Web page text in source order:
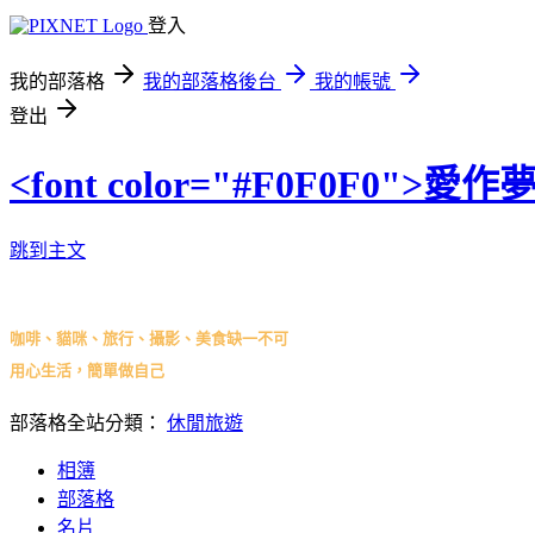
登入
我的部落格 我的部落格後台
我的帳號
登出
<font color="#F0F0F0">愛作
跳到主文
咖啡、貓咪、旅行、攝影、美食缺一不可
用心生活，簡單做自己
部落格全站分類： 休閒旅遊
相簿
部落格
名片